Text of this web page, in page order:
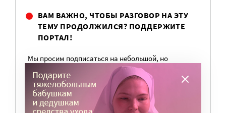
ВАМ ВАЖНО, ЧТОБЫ РАЗГОВОР НА ЭТУ
ТЕМУ ПРОДОЛЖИЛСЯ? ПОДДЕРЖИТЕ
ПОРТАЛ!
Мы просим подписаться на небольшой, но
регулярный платеж в пользу нашего сайта.
Милосердие.ru работает благодаря добровольным
пожертвованиям наших читателей. На
командировки, съемки, зарплаты редакторов,